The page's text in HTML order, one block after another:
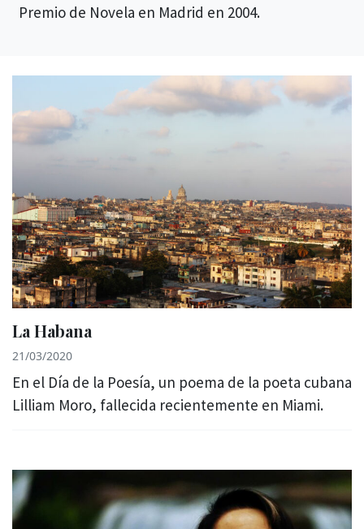
Premio de Novela en Madrid en 2004.
La Habana
21/03/2020
En el Día de la Poesía, un poema de la poeta cubana
Lilliam Moro, fallecida recientemente en Miami.